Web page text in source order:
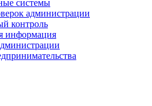
системы
администрации
контроль
информация